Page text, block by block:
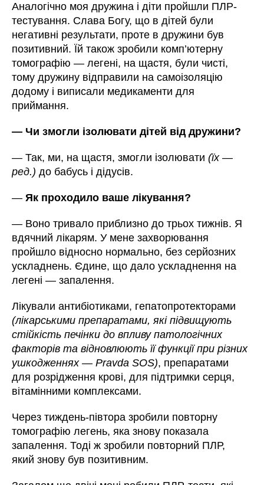
Аналогічно моя дружина і діти пройшли ПЛР-
тестування. Слава Богу, що в дітей були
негативні результати, проте в дружини був
позитивний. Їй також зробили комп’ютерну
томографію — легені, на щастя, були чисті,
тому дружину відправили на самоізоляцію
додому і виписали медикаменти для
приймання.
— Чи змогли ізолювати дітей від дружини?
— Так, ми, на щастя, змогли ізолювати(їх—
ред.) до бабусь і дідусів.
—Як проходило ваше лікування?
— Воно тривало приблизно до трьох тижнів. Я
вдячний лікарям. У мене захворювання
пройшло відносно нормально, без серйозних
ускладнень. Єдине, що дало ускладнення на
легені — запалення.
Лікували антибіотиками, гепатопротекторами
(лікарськими препаратами, які підвищують
стійкість печінки до впливу патологічних
факторів та відновлюють її функції при різних
ушкодженнях — Pravda SOS), препаратами
для розрідження крові, для підтримки серця,
вітамінними комплексами.
Через тиждень-півтора зробили повторну
томографію легень, яка знову показала
запалення. Тоді ж зробили повторний ПЛР,
який знову був позитивним.